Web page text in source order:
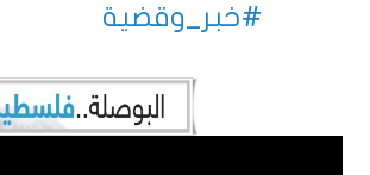
#خبر_وقضية